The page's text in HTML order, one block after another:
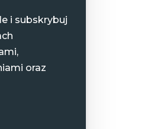
i subskrybuj
oraz